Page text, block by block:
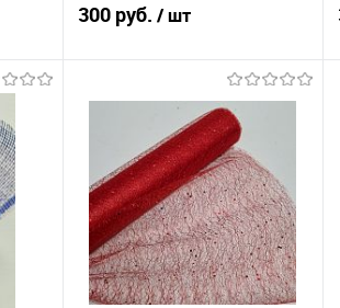
300 руб. / шт
В корзину
Купить в 1 клик
Сравнение
В избранное
В наличии